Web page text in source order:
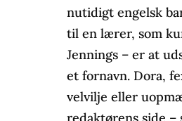
nutidigt engelsk
til en lærer, som
Jennings – er at
et fornavn. Dora,
velvilje eller